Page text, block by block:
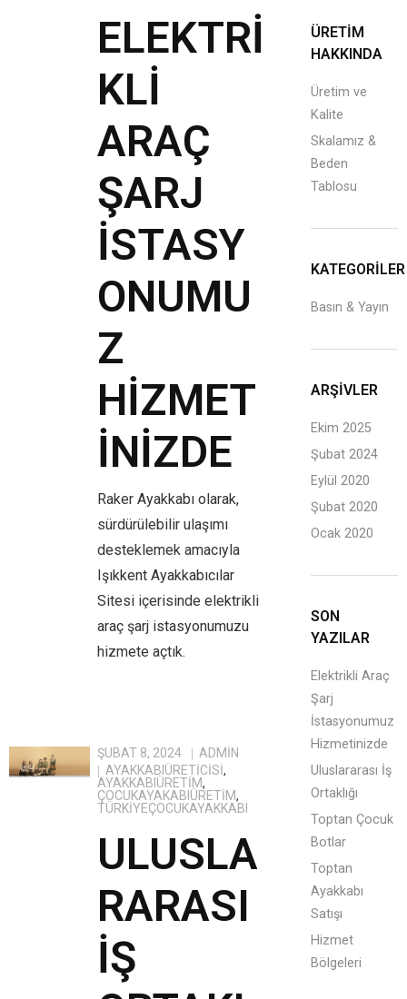
ELEKTRI
KLI
ARAÇ
ŞARJ
İSTASY
ONUMU
Z
HIZMET
INIZDE
Raker Ayakkabı olarak,
sürdürülebilir ulaşımı
desteklemek amacıyla
Işıkkent Ayakkabıcılar
Sitesi içerisinde elektrikli
araç şarj istasyonumuzu
hizmete açtık.
ŞUBAT 8, 2024
ADMIN
AYAKKABIÜRETICISI,
AYAKKABIÜRETIM,
ÇOCUKAYAKABIÜRETIM,
TÜRKIYEÇOCUKAYAKKABI
ULUSLA
RARASI
İŞ
ÜRETİM
HAKKINDA
Üretim ve
Kalite
Skalamız &
Beden
Tablosu
KATEGORILER
Basın & Yayın
ARŞIVLER
Ekim 2025
Şubat 2024
Eylül 2020
Şubat 2020
Ocak 2020
SON
YAZILAR
Elektrikli Araç
Şarj
İstasyonumuz
Hizmetinizde
Uluslararası İş
Ortaklığı
Toptan Çocuk
Botlar
Toptan
Ayakkabı
Satışı
Hizmet
Bölgeleri